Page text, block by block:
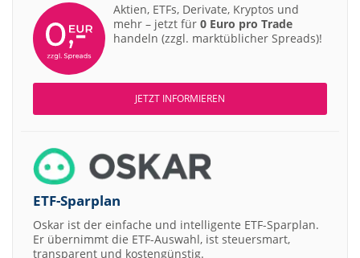
Aktien, ETFs, Derivate, Kryptos und
mehr – jetzt für 0 Euro pro Trade
handeln (zzgl. marktüblicher Spreads)!
JETZT INFORMIEREN
ETF-Sparplan
Oskar ist der einfache und intelligente ETF-Sparplan.
Er übernimmt die ETF-Auswahl, ist steuersmart,
transparent und kostengünstig.